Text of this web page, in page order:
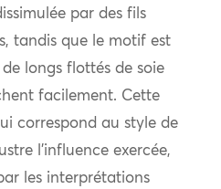
par des fils
tandis que le motif est
longs flottés de soie
facilement. Cette
correspond au style de
l’influence exercée,
les interprétations